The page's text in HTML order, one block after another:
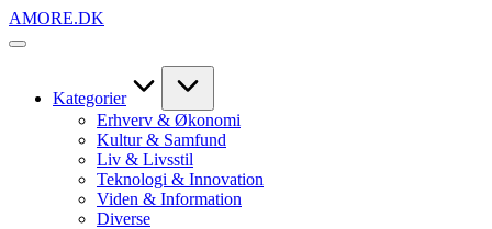
Skip
to
AMORE.DK
For
Kategorier
Erhverv & Økonomi
Kultur & Samfund
Liv & Livsstil
Teknologi & Innovation
Viden & Information
Diverse